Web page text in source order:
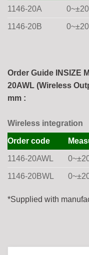
1146-20A
1146-20B
Order Guide INSIZE
20AWL (Wireless
mm :
Wireless integration
Order code
1146-20AWL
1146-20BWL
*Supplied with